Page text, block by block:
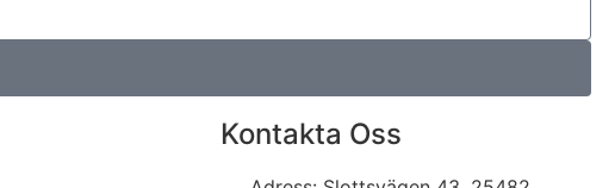
Kontakta Oss